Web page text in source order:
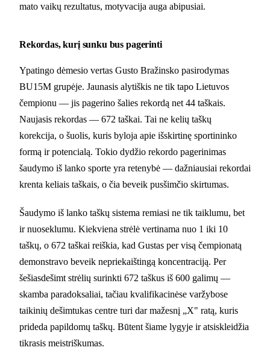
mato vaikų rezultatus, motyvacija auga abipusiai.
Rekordas, kurį sunku bus pagerinti
Ypatingo dėmesio vertas Gusto Bražinsko pasirodymas
BU15M grupėje. Jaunasis alytiškis ne tik tapo Lietuvos
čempionu — jis pagerino šalies rekordą net 44 taškais.
Naujasis rekordas — 672 taškai. Tai ne kelių taškų
korekcija, o šuolis, kuris byloja apie išskirtinę sportininko
formą ir potencialą. Tokio dydžio rekordo pagerinimas
šaudymo iš lanko sporte yra retenybė — dažniausiai rekordai
krenta keliais taškais, o čia beveik pusšimčio skirtumas.
Šaudymo iš lanko taškų sistema remiasi ne tik taiklumu, bet
ir nuoseklumu. Kiekviena strėlė vertinama nuo 1 iki 10
taškų, o 672 taškai reiškia, kad Gustas per visą čempionatą
demonstravo beveik nepriekaištingą koncentraciją. Per
šešiasdešimt strėlių surinkti 672 taškus iš 600 galimų —
skamba paradoksaliai, tačiau kvalifikacinėse varžybose
taikinių dešimtukas centre turi dar mažesnį „X" ratą, kuris
prideda papildomų taškų. Būtent šiame lygyje ir atsiskleidžia
tikrasis meistriškumas.